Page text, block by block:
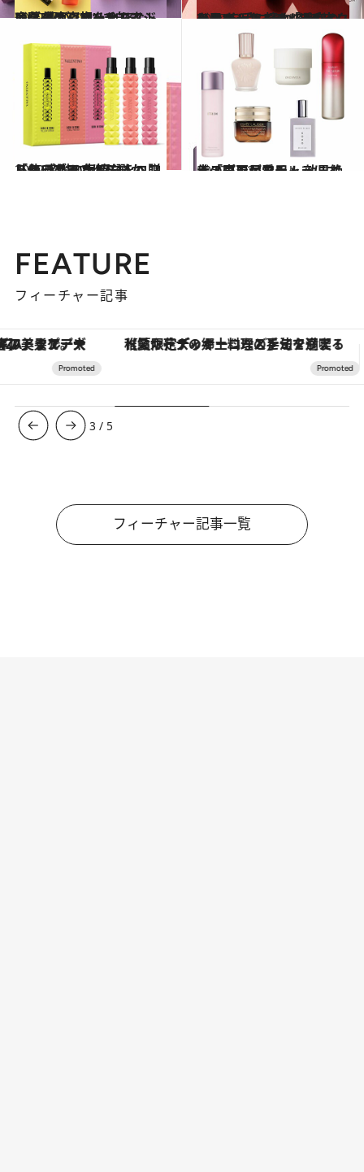
2022.11.27
オタクは、歳をとらない!? 美容ジャーナリスト 齋藤 薫が “アンチエイジング噂の真相”に迫る
ビューティ＆ヘルス 2022.11.23
ひらき＆たるみ「毛穴」をカバー！ 憧れの“毛穴レス肌”を手に入れる メイクのコツ＆アイテム選びのヒント
ビューティ＆ヘルス
2022.11.20
「使ってみてほしいから」 感謝の気持ちをコフレにこめて 大切な人へ贈りたいブランド5選
ビューティ＆ヘルス 2022.11.27
美のプロが愛用！ 効果絶大「寝不足をチャラにするスキンケア」
ビューティ＆ヘルス
FEATURE
フィーチャー記事
【夏限定ディナーコース】旬を迎える稚鮎や花ズッキーニなどをイタリア・トスカーナの郷土料理の手法で満喫！
3 / 5
フィーチャー記事一覧